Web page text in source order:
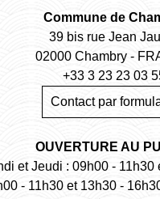
Commune de
39 bis rue Jean
02000 Chambry -
+33 3 23 23 03
Contact par
OUVERTURE AU
et Jeudi : 09h00 - 11h30
- 11h30 et 13h30 -